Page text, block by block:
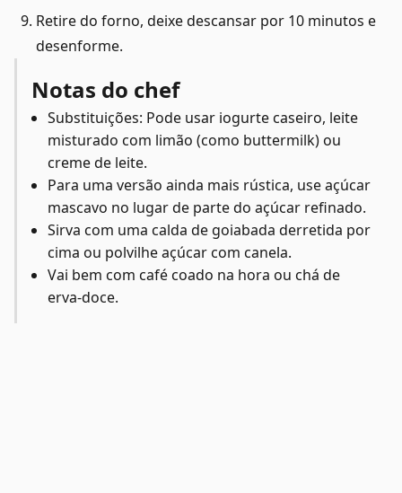
Retire do forno, deixe descansar por 10 minutos e
desenforme.
Notas do chef
Substituições: Pode usar iogurte caseiro, leite
misturado com limão (como buttermilk) ou
creme de leite.
Para uma versão ainda mais rústica, use açúcar
mascavo no lugar de parte do açúcar refinado.
Sirva com uma calda de goiabada derretida por
cima ou polvilhe açúcar com canela.
Vai bem com café coado na hora ou chá de
erva-doce.